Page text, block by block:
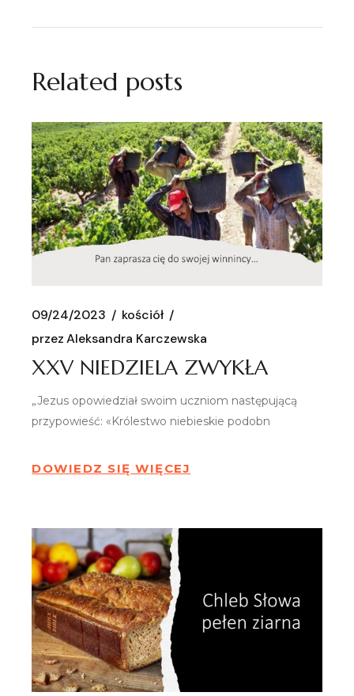
Related posts
09/24/2023
kościół
przez Aleksandra Karczewska
XXV NIEDZIELA ZWYKŁA
„Jezus opowiedział swoim uczniom następującą
przypowieść: «Królestwo niebieskie podobn
DOWIEDZ SIĘ WIĘCEJ